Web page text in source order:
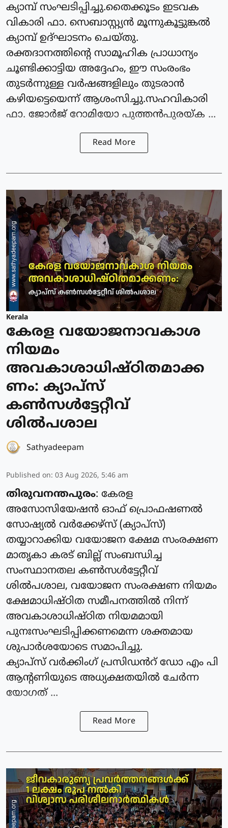
ക്യാമ്പ് സംഘടിപ്പിച്ചു.തൈക്കൂടം ഇടവക
വികാരി ഫാ. സെബാസ്റ്റ്യൻ മൂന്നുകൂട്ടുങ്കൽ
ക്യാമ്പ് ഉദ്ഘാടനം ചെയ്തു.
രക്തദാനത്തിന്റെ സാമൂഹിക പ്രാധാന്യം
ചൂണ്ടിക്കാട്ടിയ അദ്ദേഹം, ഈ സംരംഭം
തുടർന്നുള്ള വർഷങ്ങളിലും തുടരാൻ
കഴിയട്ടെയെന്ന് ആശംസിച്ചു.സഹവികാരി
ഫാ. ജോർജ് റോമിയോ പുത്തൻപുരയ്ക ...
Read More
Kerala
കേരള വയോജനാവകാശ
നിയമം
അവകാശാധിഷ്ഠിതമാക്ക
ണം: ക്യാപ്സ്
കൺസൾട്ടേറ്റീവ്
ശിൽപശാല
Sathyadeepam
Published on: 03 Aug 2026, 5:46 am
തിരുവനന്തപുരം: കേരള
അസോസിയേഷൻ ഓഫ് പ്രൊഫഷണൽ
സോഷ്യൽ വർക്കേഴ്സ് (ക്യാപ്‌സ്)
തയ്യാറാക്കിയ വയോജന ക്ഷേമ സംരക്ഷണ
മാതൃകാ കരട് ബില്ല് സംബന്ധിച്ച
സംസ്ഥാനതല കൺസൾട്ടേറ്റീവ്
ശിൽപശാല, വയോജന സംരക്ഷണ നിയമം
ക്ഷേമാധിഷ്ഠിത സമീപനത്തിൽ നിന്ന്
അവകാശാധിഷ്ഠിത നിയമമായി
പുനഃസംഘടിപ്പിക്കണമെന്ന ശക്തമായ
ശുപാർശയോടെ സമാപിച്ചു.
ക്യാപ്‌സ് വർക്കിംഗ്‌ പ്രസിഡൻറ് ഡോ എം പി
ആന്റണിയുടെ അധ്യക്ഷതയിൽ ചേർന്ന
യോഗത് ...
Read More